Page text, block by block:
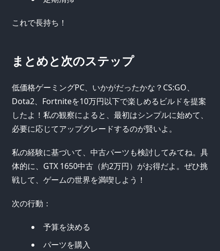
これで長持ち！
まとめと次のステップ
低価格ゲーミングPC、いかがだったかな？CS:GO、
Dota2、Fortniteを10万円以下で楽しめるビルドを提案
したよ！私の観察によると、最初はシンプルに始めて、
必要に応じてアップグレードするのが賢いよ。
私の経験に基づいて、中古パーツも検討してみてね。具
体的に、GTX 1650中古（約2万円）がお得だよ。ぜひ挑
戦して、ゲームの世界を満喫しよう！
次の行動：
予算を決める
パーツを購入